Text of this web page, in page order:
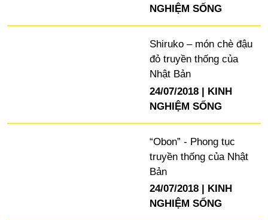
NGHIỆM SỐNG
Shiruko – món chè đậu
đỏ truyền thống của
Nhật Bản
24/07/2018
KINH
NGHIỆM SỐNG
“Obon” - Phong tục
truyền thống của Nhật
Bản
24/07/2018
KINH
NGHIỆM SỐNG